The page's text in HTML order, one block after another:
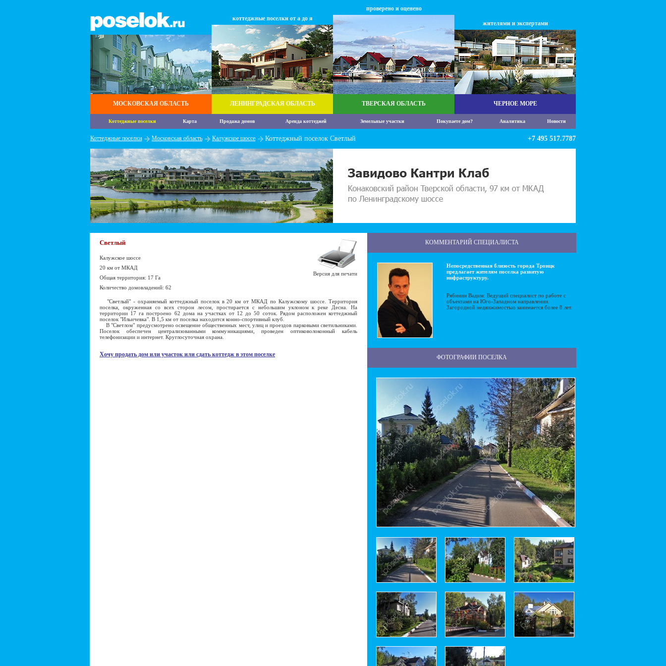
МОСКОВСКАЯ ОБЛАСТЬ
коттеджные поселки от а до я
ЛЕНИНГРАДСКАЯ ОБЛАСТЬ
проверено и оценено
ТВЕРСКАЯ ОБЛАСТЬ
жителями и экспертами
ЧЕРНОЕ МОРЕ
Коттеджные поселки Карта Продажа домов Аренда коттеджей Земельные участки Покупаете дом? Аналитика Новости
Коттеджные поселки Московская область Калужское шоссе Коттеджный поселок Светлый +7 495 517.7787
Светлый
Калужское шоссе
20 км от МКАД
Общая территория: 17 Га
Количество домовладений: 62
Версия для печати
"Cветлый" - охраняемый коттеджный поселок в 20 км от МКАД по Калужскому шоссе. Территория
поселка, окруженная со всех сторон лесом, простирается с небольшим уклоном к реке Десна. На
территории 17 га построено 62 дома на участках от 12 до 50 соток. Рядом расположен коттеджный
поселок "Ильичевка". В 1,5 км от поселка находится конно-спортивный клуб.
В "Светлом" предусмотрено освещение общественных мест, улиц и проездов парковыми светильниками.
Поселок обеспечен централизованными коммуникациями, проведен оптиковолоконный кабель
телефонизации и интернет. Круглосуточная охрана.
Хочу продать дом или участок или сдать коттедж в этом поселке
КОММЕНТАРИЙ СПЕЦИАЛИСТА
Непосредственная близость города Троицк
предлагает жителям поселка развитую
инфраструктуру.
Рябинин Вадим: Ведущий специалист по работе с
объектами на Юго-Западном направлении.
Загородной недвижимостью занимается более 8 лет.
ФОТОГРАФИИ ПОСЕЛКА